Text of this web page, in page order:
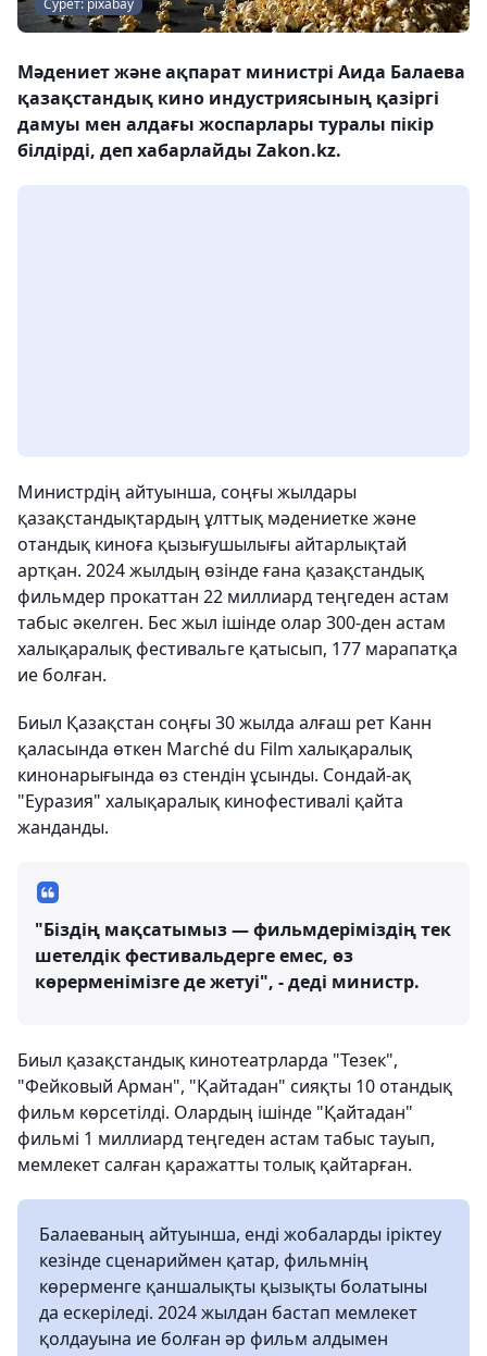
Сурет: pixabay
Мәдениет және ақпарат министрі Аида Балаева
қазақстандық кино индустриясының қазіргі
дамуы мен алдағы жоспарлары туралы пікір
білдірді, деп хабарлайды Zakon.kz.
Министрдің айтуынша, соңғы жылдары
қазақстандықтардың ұлттық мәдениетке және
отандық киноға қызығушылығы айтарлықтай
артқан. 2024 жылдың өзінде ғана қазақстандық
фильмдер прокаттан 22 миллиард теңгеден астам
табыс әкелген. Бес жыл ішінде олар 300-ден астам
халықаралық фестивальге қатысып, 177 марапатқа
ие болған.
Биыл Қазақстан соңғы 30 жылда алғаш рет Канн
қаласында өткен Marché du Film халықаралық
кинонарығында өз стендін ұсынды. Сондай-ақ
"Еуразия" халықаралық кинофестивалі қайта
жанданды.
"Біздің мақсатымыз — фильмдеріміздің тек
шетелдік фестивальдерге емес, өз
көрерменімізге де жетуі", - деді министр.
Биыл қазақстандық кинотеатрларда "Тезек",
"Фейковый Арман", "Қайтадан" сияқты 10 отандық
фильм көрсетілді. Олардың ішінде "Қайтадан"
фильмі 1 миллиард теңгеден астам табыс тауып,
мемлекет салған қаражатты толық қайтарған.
Балаеваның айтуынша, енді жобаларды іріктеу
кезінде сценариймен қатар, фильмнің
көрерменге қаншалықты қызықты болатыны
да ескеріледі. 2024 жылдан бастап мемлекет
қолдауына ие болған әр фильм алдымен